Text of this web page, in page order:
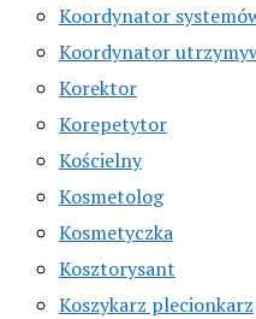
Koordynator
Koordynator
Korektor
Korepetytor
Kościelny
Kosmetolog
Kosmetyczka
Kosztorysant
Koszykarz plecionkarz